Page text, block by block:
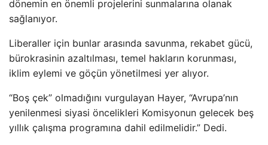
dönemin en önemli projelerini sunmalarına olanak
sağlanıyor.
Liberaller için bunlar arasında savunma, rekabet gücü,
bürokrasinin azaltılması, temel hakların korunması,
iklim eylemi ve göçün yönetilmesi yer alıyor.
“Boş çek” olmadığını vurgulayan Hayer, “Avrupa’nın
yenilenmesi siyasi öncelikleri Komisyonun gelecek beş
yıllık çalışma programına dahil edilmelidir.” Dedi.